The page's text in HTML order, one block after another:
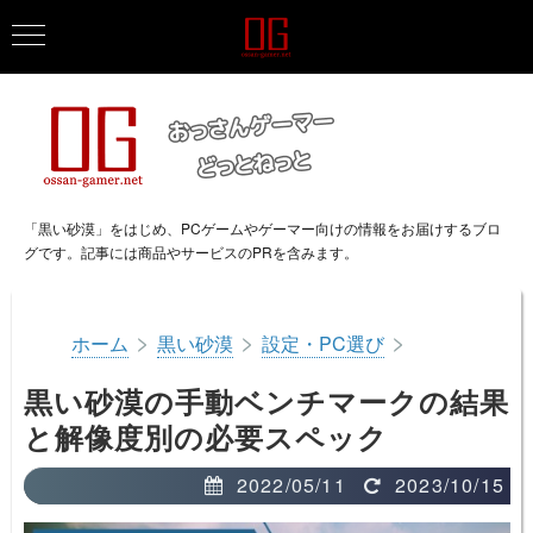
「黒い砂漠」をはじめ、PCゲームやゲーマー向けの情報をお届けするブロ
グです。記事には商品やサービスのPRを含みます。
ホーム > 黒い砂漠 > 設定・PC選び >
黒い砂漠の手動ベンチマークの結果
と解像度別の必要スペック
2022/05/11 2023/10/15